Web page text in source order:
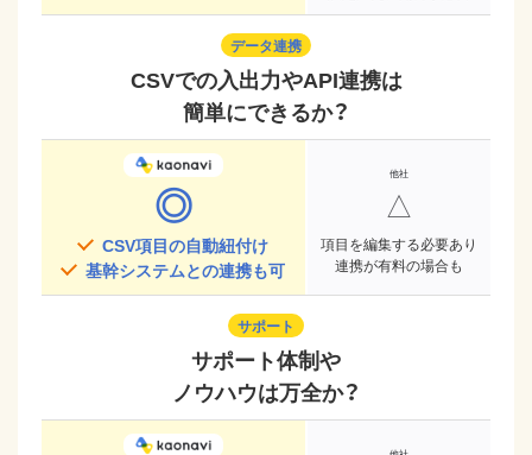
データ連携
CSVでの入出力やAPI連携は
簡単にできるか？
◎
CSV項目の自動紐付け
基幹システムとの連携も可
△
項目を編集する必要あり
連携が有料の場合も
サポート
サポート体制や
ノウハウは万全か？